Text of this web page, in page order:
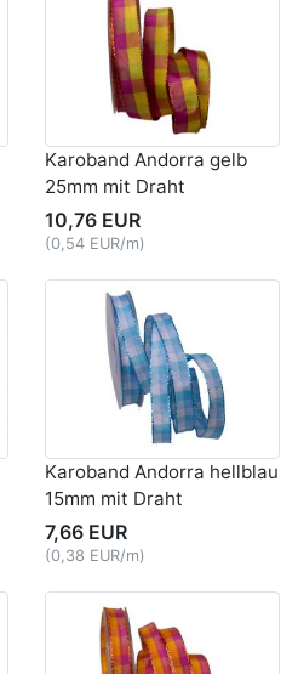
Karoband Andorra gelb
25mm mit Draht
10,76 EUR
(0,54 EUR/m)
Karoband Andorra hellblau
15mm mit Draht
7,66 EUR
(0,38 EUR/m)